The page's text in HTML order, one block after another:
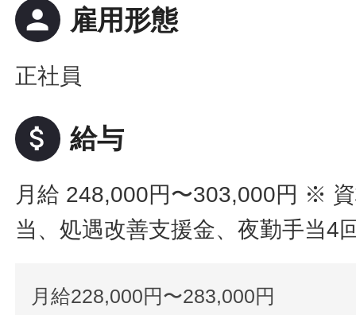
person 雇用形態
正社員
attach_money 給与
月給 248,000円〜303,000円 ※ 資
当、処遇改善支援金、夜勤手当4
月給228,000円〜283,000円